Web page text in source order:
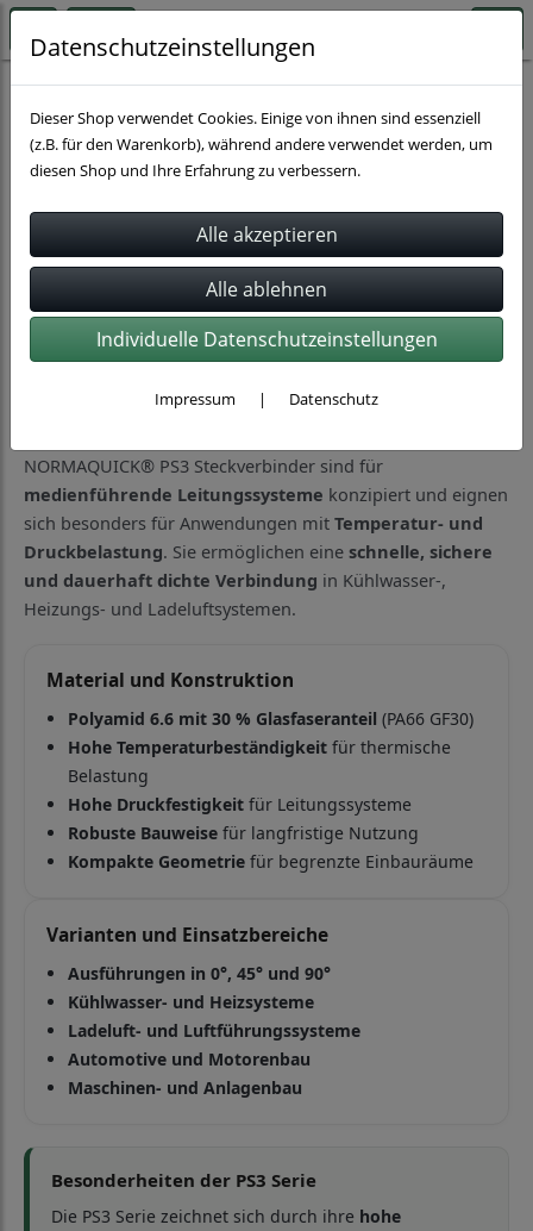
Schlauchverbindung Normaquick Normaquick PS3
Sortierung wählen
Produkte je Seite
NORMAQUICK® PS3 Steckverbinder für
NORMAQUICK® PS3 Steckverbinder sind für
medienführende Leitungssysteme konzipiert und eignen
sich besonders für Anwendungen mit Temperatur- und
Druckbelastung. Sie ermöglichen eine schnelle, sichere
und dauerhaft dichte Verbindung in Kühlwasser-,
Heizungs- und Ladeluftsystemen.
Material und Konstruktion
Polyamid 6.6 mit 30 % Glasfaseranteil (PA66 GF30)
Hohe Temperaturbeständigkeit für thermische
Belastung
Hohe Druckfestigkeit für Leitungssysteme
Robuste Bauweise für langfristige Nutzung
Kompakte Geometrie für begrenzte Einbauräume
Varianten und Einsatzbereiche
Ausführungen in 0°, 45° und 90°
Kühlwasser- und Heizsysteme
Ladeluft- und Luftführungssysteme
Automotive und Motorenbau
Maschinen- und Anlagenbau
Besonderheiten der PS3 Serie
Die PS3 Serie zeichnet sich durch ihre hohe
Datenschutzeinstellungen
Dieser Shop verwendet Cookies. Einige von ihnen sind essenziell
(z.B. für den Warenkorb), während andere verwendet werden, um
diesen Shop und Ihre Erfahrung zu verbessern.
Individuelle Datenschutzeinstellungen
Impressum | Datenschutz